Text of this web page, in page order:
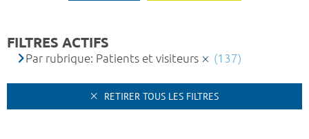
FILTRES ACTIFS
Par rubrique: Patients et visiteurs (137)
RETIRER TOUS LES FILTRES